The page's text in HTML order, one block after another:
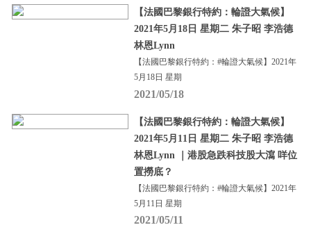
【法國巴黎銀行特約：輪證大氣候】
2021年5月18日 星期二 朱子昭 李浩德
林恩Lynn
【法國巴黎銀行特約：#輪證大氣候】2021年
5月18日 星期
2021/05/18
【法國巴黎銀行特約：輪證大氣候】
2021年5月11日 星期二 朱子昭 李浩德
林恩Lynn ｜港股急跌科技股大瀉 咩位
置撈底？
【法國巴黎銀行特約：#輪證大氣候】2021年
5月11日 星期
2021/05/11